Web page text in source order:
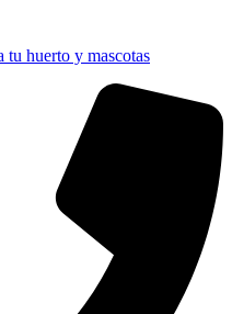
tu huerto y mascotas